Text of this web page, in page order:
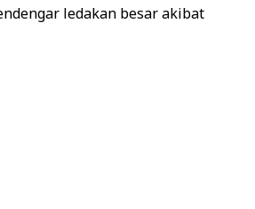
ledakan besar akibat